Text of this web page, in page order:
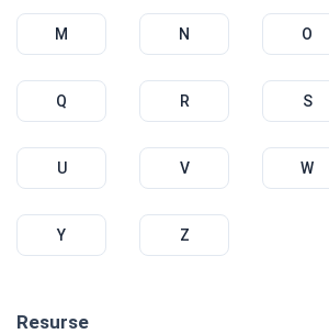
M N O
Q R S
U V W
Y Z
Resurse